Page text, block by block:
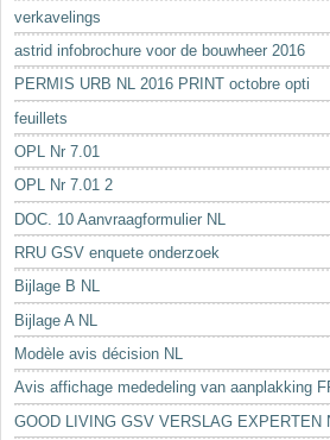
verkavelings
astrid infobrochure voor de bouwheer 2016
PERMIS URB NL 2016 PRINT octobre opti
feuillets
OPL Nr 7.01
OPL Nr 7.01 2
DOC. 10 Aanvraagformulier NL
RRU GSV enquete onderzoek
Bijlage B NL
Bijlage A NL
Modèle avis décision NL
Avis affichage mededeling van aanplakking
GOOD LIVING GSV VERSLAG EXPERTEN